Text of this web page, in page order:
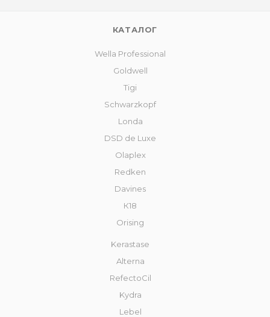
КАТАЛОГ
Wella Professional
Goldwell
Tigi
Schwarzkopf
Londa
DSD de Luxe
Olaplex
Redken
Davines
К18
Orising
Kerastase
Alterna
RefectoCil
Kydra
Lebel